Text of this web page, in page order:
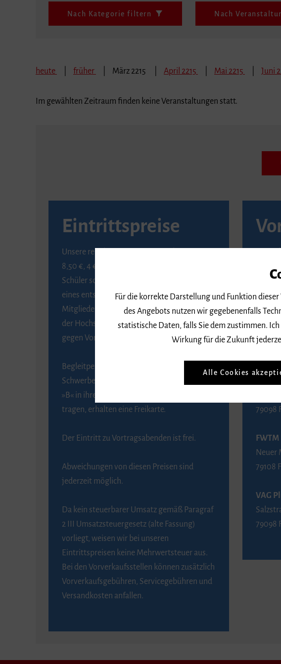
Nach Kategorie filtern Nach
heute früher März 2215 April 2215 Mai 2215 Juni
Im gewählten Zeitraum finden keine Veranstaltungen statt.
Eintrittspreise
Unsere regulären Eintrittspreise betragen
8,50 €, 4 € ermäßigt für Schülerinnen und
Schüler sowie Studierende gegen Vorlage
eines entsprechenden Nachweises, 6 € für
Mitglieder der Gesellschaft zur Förderung
der Hochschule für Musik Freiburg e. V.
gegen Vorlage des Mitgliedsausweises.
Begleitpersonen von Menschen mit
Schwerbehinderung, die das Merkzeichen
»B« in ihrem Schwerbehindertenausweis
tragen, erhalten eine Freikarte.
Der Eintritt zu Vortragsabenden ist frei.
Abweichungen von diesen Preisen sind
jederzeit möglich.
Da kein steuerbarer Umsatz gemäß Paragraf
2 III Umsatzsteuergesetz (alte Fassung)
vorliegt, weisen wir bei unseren
Eintrittspreisen keine Mehrwertsteuer aus.
Bei den Vorverkaufsstellen können zusätzlich
Vorverkaufsgebühren, Servicegebühren und
Versandkosten anfallen.
BZ-
79098
79098
Neuer
79108
VAG
79098
Für die korrekte Darstellung und Funktion
des Angebots nutzen wir gegebenenfalls
statistische Daten, falls Sie dem zustimmen.
Wirkung für die Zukunft
Alle Cookies